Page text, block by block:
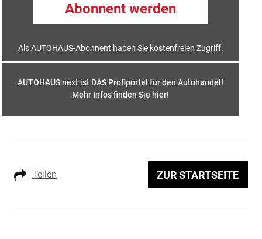
Abonnent werden
Als AUTOHAUS-Abonnent haben Sie kostenfreien Zugriff.
AUTOHAUS next ist DAS Profiportal für den Autohandel!
Mehr Infos finden Sie hier!
Teilen ZUR STARTSEITE